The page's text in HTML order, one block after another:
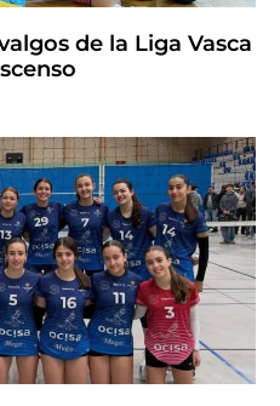
de la Liga Vasca